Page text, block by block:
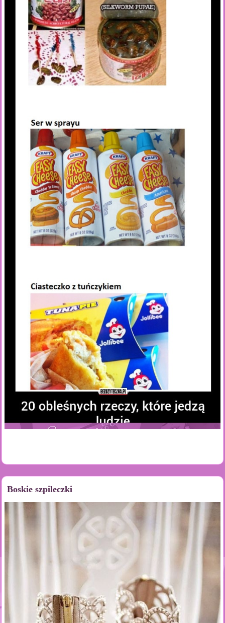
Boskie szpileczki